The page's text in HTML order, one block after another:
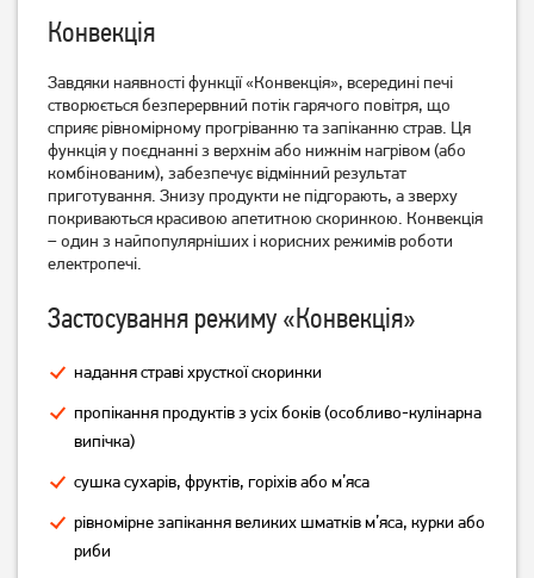
3 849грн
Електрична піч Vimar VEO-
4 689грн
3 749грн
Електрична піч Castle CPE-
5 499
4 889грн
Конвекція
Завдяки наявності функції «Конвекція», всередині печі
створюється безперервний потік гарячого повітря, що
сприяє рівномірному прогріванню та запіканню страв. Ця
функція у поєднанні з верхнім або нижнім нагрівом (або
комбінованим), забезпечує відмінний результат
приготування. Знизу продукти не підгорають, а зверху
покриваються красивою апетитною скоринкою. Конвекція
– один з найпопулярніших і корисних режимів роботи
електропечі.
Застосування режиму «Конвекція»
надання страві хрусткої скоринки
пропікання продуктів з усіх боків (особливо-кулінарна
випічка)
сушка сухарів, фруктів, горіхів або м’яса
рівномірне запікання великих шматків м’яса, курки або
риби